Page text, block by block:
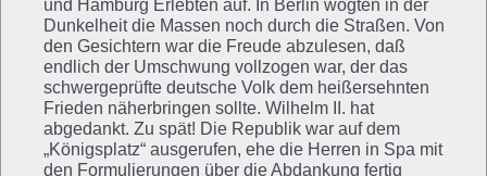
und Hamburg Erlebten auf. In Berlin wogten in der
Dunkelheit die Massen noch durch die Straßen. Von
den Gesichtern war die Freude abzulesen, daß
endlich der Umschwung vollzogen war, der das
schwergeprüfte deutsche Volk dem heißersehnten
Frieden näherbringen sollte. Wilhelm II. hat
abgedankt. Zu spät! Die Republik war auf dem
„Königsplatz“ ausgerufen, ehe die Herren in Spa mit
den Formulierungen über die Abdankung fertig